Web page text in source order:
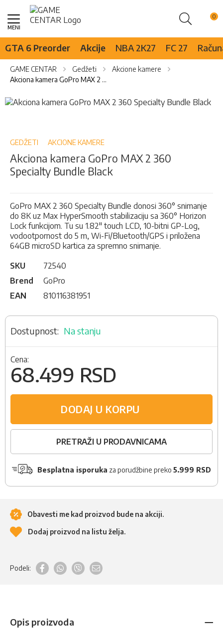
Pretraži
Skip
Content
GTA 6 Preorder Akcije NBA 2K27 FC 27
GAME CENTAR Gedžeti
Akcione kamere
Akciona kamera GoPro MAX 2 360 Specialty Bundle Black
Skip
of
images
gallery
beginning
the
images
GEDŽETI AKCIONE KAMERE
Akciona kamera GoPro MAX 2 360
Specialty Bundle Black
GoPro MAX 2 360 Specialty Bundle donosi 360° snimanje
do 8K uz Max HyperSmooth stabilizaciju sa 360° Horizon
Lock funkcijom. Tu su 1.82" touch LCD, 10-bitni GP-Log,
vodootpornost do 5 m, Wi-Fi/Bluetooth/GPS i priložena
64GB microSD kartica za spremno snimanje.
SKU
72540
Brend
GoPro
EAN
810116381951
Na stanju
Cena:
68.499 RSD
DODAJ U KORPU
PRETRAŽI U PRODAVNICAMA
Besplatna isporuka za porudžbine preko 5.999 RSD
Obavesti me kad proizvod bude na akciji.
Dodaj proizvod na listu želja.
Podeli:
Opis proizvoda